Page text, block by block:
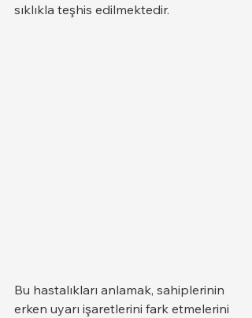
sıklıkla teşhis edilmektedir.
Bu hastalıkları anlamak, sahiplerinin
erken uyarı işaretlerini fark etmelerini